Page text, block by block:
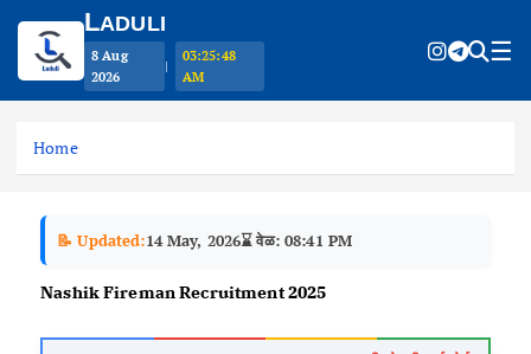
Home
📝 Updated:14 May, 2026⌛ वेळ: 08:41 PM
Nashik Fireman Recruitment 2025
LADULI
8 Aug
2026
|
03:25:49
AM
☰